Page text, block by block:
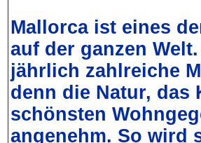
Mallorca ist eines
auf der ganzen
jährlich zahlreiche
denn die Natur,
schönsten
angenehm. So wird